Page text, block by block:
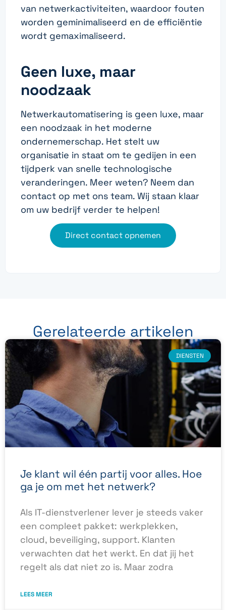
van netwerkactiviteiten, waardoor fouten
worden geminimaliseerd en de efficiëntie
wordt gemaximaliseerd.
Geen luxe, maar
noodzaak
Netwerkautomatisering is geen luxe, maar
een noodzaak in het moderne
ondernemerschap. Het stelt uw
organisatie in staat om te gedijen in een
tijdperk van snelle technologische
veranderingen. Meer weten? Neem dan
contact op met ons team. Wij staan klaar
om uw bedrijf verder te helpen!
Direct contact opnemen
Gerelateerde artikelen
DIENSTEN
Je klant wil één partij voor alles. Hoe
ga je om met het netwerk?
Als IT-dienstverlener lever je steeds vaker
een compleet pakket: werkplekken,
cloud, beveiliging, support. Klanten
verwachten dat het werkt. En dat jij het
regelt als dat niet zo is. Maar zodra
LEES MEER